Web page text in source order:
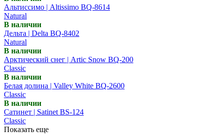
Альтиссимо | Altissimo BQ-8614
Natural
В наличии
Дельта | Delta BQ-8402
Natural
В наличии
Арктический снег | Artic Snow BQ-200
Classic
В наличии
Белая долина | Valley White BQ-2600
Classic
В наличии
Сатинет | Satinet BS-124
Classic
Показать еще